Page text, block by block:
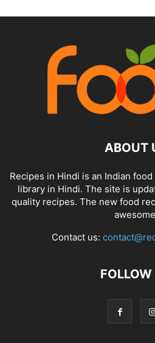
ABOUT
Recipes in Hindi is an Indian
library in Hindi. The site is
quality recipes. The new food
Contact us:
FOLLOW